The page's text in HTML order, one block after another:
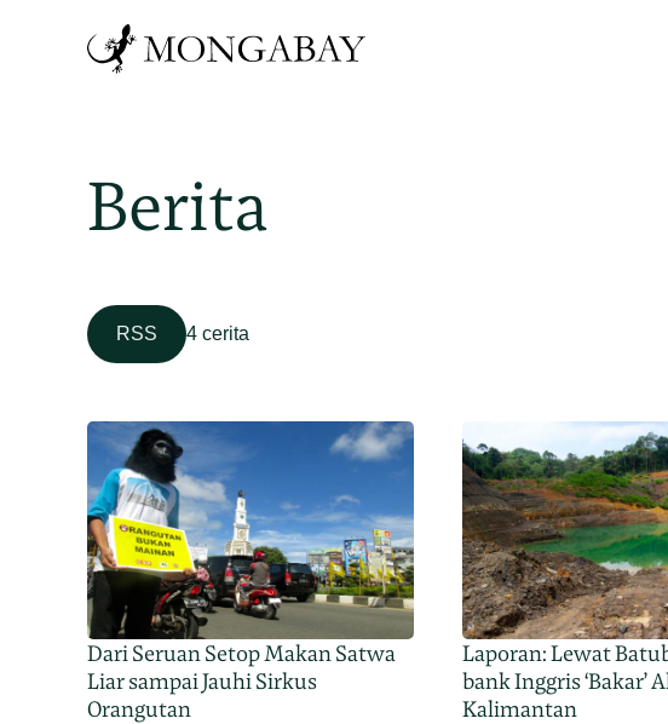
Berita
RSS 4 cerita
Dari Seruan Setop Makan Satwa
Liar sampai Jauhi Sirkus
Orangutan
Laporan: Lewat
bank Inggris ‘Bakar’
Kalimantan